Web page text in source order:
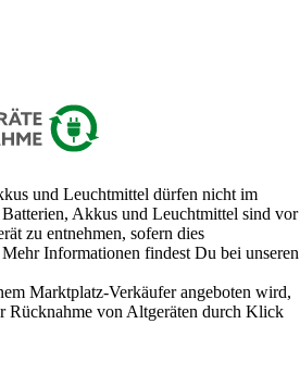
und Leuchtmittel dürfen nicht im
Akkus und Leuchtmittel sind vor
zu entnehmen, sofern dies
Informationen findest Du bei unseren
Marktplatz-Verkäufer angeboten wird,
Rücknahme von Altgeräten durch Klick